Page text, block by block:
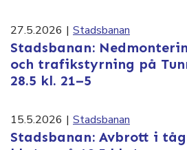
27.5.2026 | Stadsbanan
Stadsbanan:
och trafikstyrning på
28.5 kl. 21–5
15.5.2026 | Stadsbanan
Stadsbanan: Avbrott i